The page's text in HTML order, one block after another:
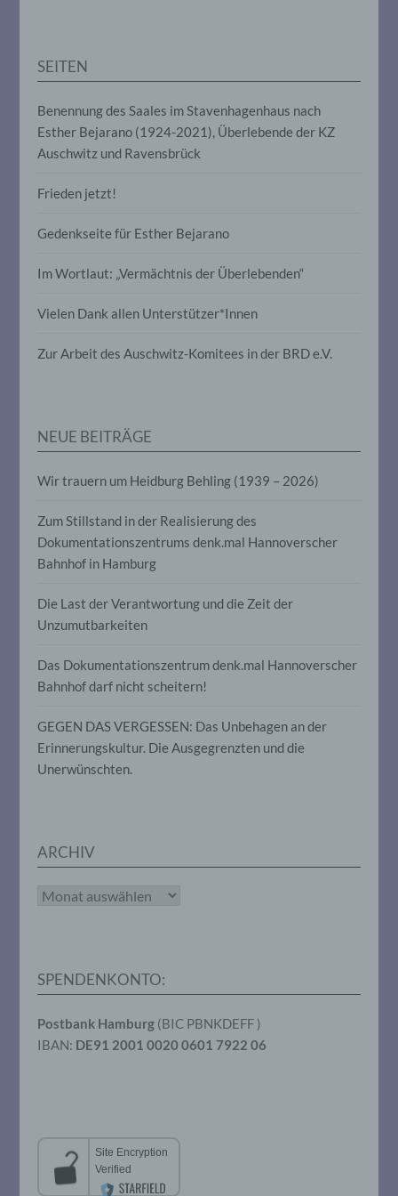
SEITEN
Benennung des Saales im Stavenhagenhaus nach
Esther Bejarano (1924-2021), Überlebende der KZ
Auschwitz und Ravensbrück
Frieden jetzt!
Gedenkseite für Esther Bejarano
Im Wortlaut: „Vermächtnis der Überlebenden“
Vielen Dank allen Unterstützer*Innen
Zur Arbeit des Auschwitz-Komitees in der BRD e.V.
NEUE BEITRÄGE
Wir trauern um Heidburg Behling (1939 – 2026)
Zum Stillstand in der Realisierung des
Dokumentationszentrums denk.mal Hannoverscher
Bahnhof in Hamburg
Die Last der Verantwortung und die Zeit der
Unzumutbarkeiten
Das Dokumentationszentrum denk.mal Hannoverscher
Bahnhof darf nicht scheitern!
GEGEN DAS VERGESSEN: Das Unbehagen an der
Erinnerungskultur. Die Ausgegrenzten und die
Unerwünschten.
ARCHIV
Archiv
SPENDENKONTO:
Postbank Hamburg (BIC PBNKDEFF )
IBAN: DE91 2001 0020 0601 7922 06
Verarbeitung personenbezogener Daten,
die darin besteht, dass diese
personenbezogenen Daten verwendet
werden, um bestimmte persönliche
insbesondere, um Aspekte bezüglich
Gesundheit, persönlicher Vorlieben,
Aufenthaltsort oder Ortswechsel dieser
natürlichen Person zu analysieren oder
f) Pseudonymisierung
auf welche die personenbezogenen Daten
ohne Hinzuziehung zusätzlicher
spezifischen betroffenen Person
zugeordnet werden können, sofern diese
aufbewahrt werden und technischen und
organisatorischen Maßnahmen
personenbezogenen Daten nicht einer
natürlichen Person zugewiesen werden.
g) Verantwortlicher oder für die
Verarbeitung Verantwortlicher
Verantwortlicher ist die natürliche oder
juristische Person, Behörde, Einrichtung
oder andere Stelle, die allein oder
Verarbeitung durch das Unionsrecht oder
das Recht der Mitgliedstaaten vorgegeben,
beziehungsweise können die bestimmten
h) Auftragsverarbeiter
Auftragsverarbeiter ist eine natürliche oder
juristische Person, Behörde, Einrichtung
i) Empfänger